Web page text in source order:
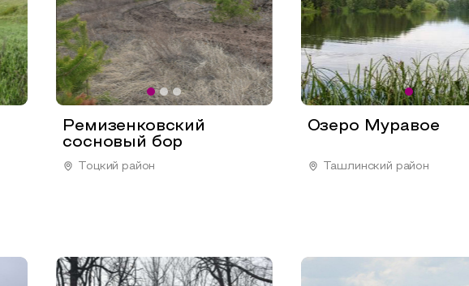
Ремизенковский
сосновый бор
Тоцкий район
Озеро Муравое
Ташлинский район